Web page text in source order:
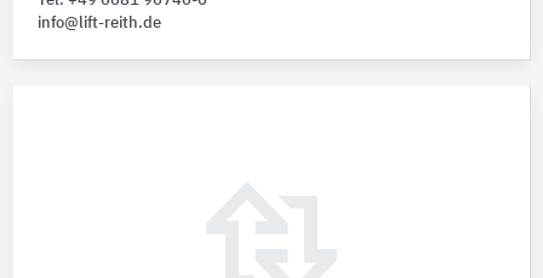
info@lift-reith.de